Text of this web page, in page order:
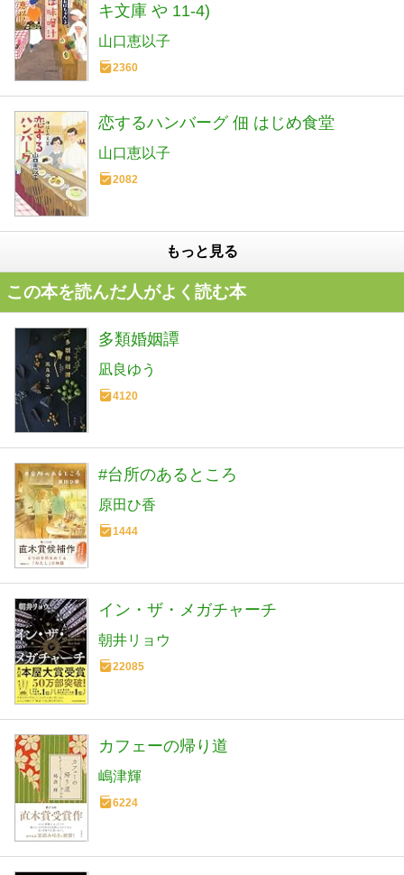
キ文庫 や 11-4)
山口恵以子
2360
恋するハンバーグ 佃 はじめ食堂
山口恵以子
2082
もっと見る
この本を読んだ人がよく読む本
多類婚姻譚
凪良ゆう
4120
#台所のあるところ
原田ひ香
1444
イン・ザ・メガチャーチ
朝井リョウ
22085
カフェーの帰り道
嶋津輝
6224